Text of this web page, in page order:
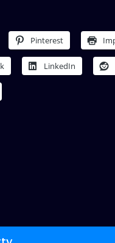
Pinterest
LinkedIn